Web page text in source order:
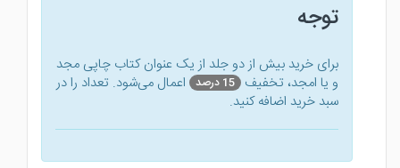
توجه
برای خرید بیش از دو جلد از یک عنوان کتاب‌ چاپی مجد
و یا امجد، تخفیف 15 درصد
اعمال می‌شود. تعداد را در
سبد خرید اضافه کنید.